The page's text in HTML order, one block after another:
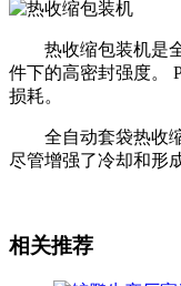
热收缩包装机是全
件下的高密封强度。
损耗。
全自动套袋热收缩
尽管增强了冷却和形
相关推荐